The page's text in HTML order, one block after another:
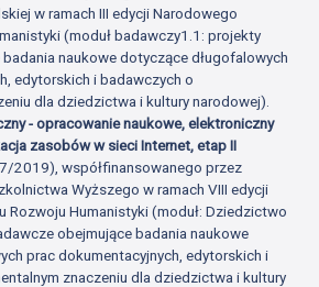
w ramach III edycji Narodowego
(moduł badawczy1.1: projekty
naukowe dotyczące długofalowych
edytorskich i badawczych o
dla dziedzictwa i kultury narodowej).
- opracowanie naukowe, elektroniczny
zasobów w sieci Internet, etap II
2019), współfinansowanego przez
Wyższego w ramach VIII edycji
Rozwoju Humanistyki (moduł: Dziedzictwo
obejmujące badania naukowe
prac dokumentacyjnych, edytorskich i
znaczeniu dla dziedzictwa i kultury